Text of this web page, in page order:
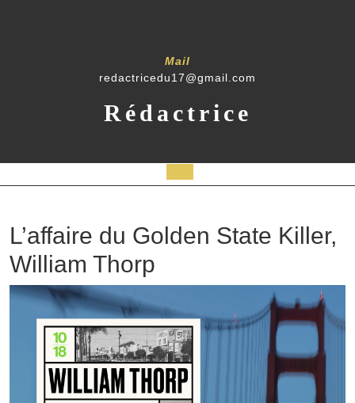
Mail
redactricedu17@gmail.com
Rédactrice
L’affaire du Golden State Killer,
William Thorp